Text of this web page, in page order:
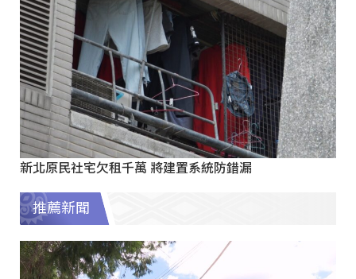
新北原民社宅欠租千萬 將建置系統防錯漏
推薦新聞